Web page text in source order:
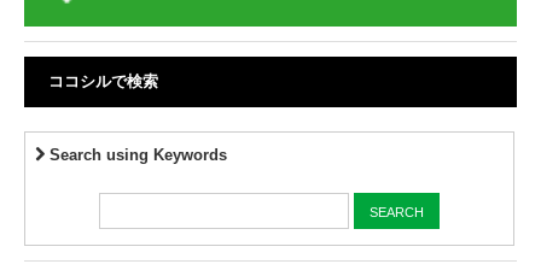
ココシルで検索
Search using Keywords